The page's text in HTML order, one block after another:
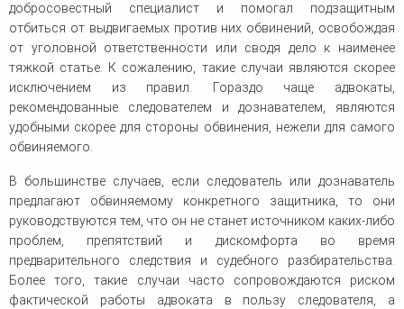
добросовестный специалист и помогал подзащитным
отбиться от выдвигаемых против них обвинений, освобождая
от уголовной ответственности или сводя дело к наименее
тяжкой статье. К сожалению, такие случаи являются скорее
исключением из правил. Гораздо чаще адвокаты,
рекомендованные следователем и дознавателем, являются
удобными скорее для стороны обвинения, нежели для самого
обвиняемого.
В большинстве случаев, если следователь или дознаватель
предлагают обвиняемому конкретного защитника, то они
руководствуются тем, что он не станет источником каких-либо
проблем, препятствий и дискомфорта во время
предварительного следствия и судебного разбирательства.
Более того, такие случаи часто сопровождаются риском
фактической работы адвоката в пользу следователя, а